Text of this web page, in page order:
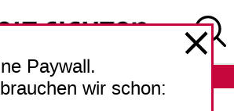
ABO
Paywall.
wir schon: